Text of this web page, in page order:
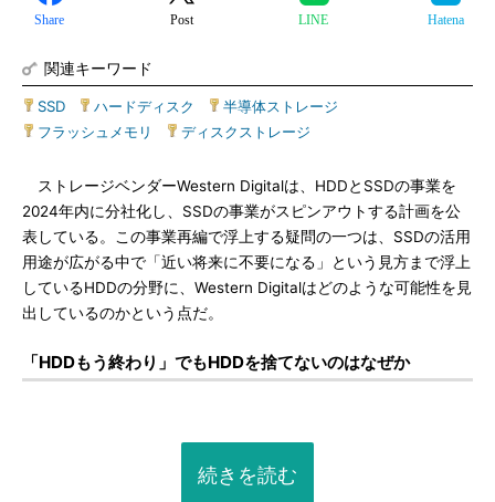
Share Post LINE Hatena
関連キーワード
SSD ハードディスク 半導体ストレージ
フラッシュメモリ
ディスクストレージ
ストレージベンダーWestern Digitalは、HDDとSSDの事業を
2024年内に分社化し、SSDの事業がスピンアウトする計画を公
表している。この事業再編で浮上する疑問の一つは、SSDの活用
用途が広がる中で「近い将来に不要になる」という見方まで浮上
しているHDDの分野に、Western Digitalはどのような可能性を見
出しているのかという点だ。
「HDDもう終わり」でもHDDを捨てないのはなぜか
続きを読む